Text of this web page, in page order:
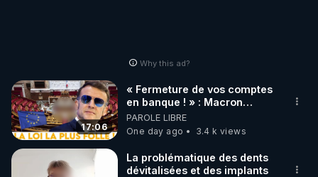
Why this ad?
17:06
« Fermeture de vos comptes
en banque ! » : Macron
impose une loi folle !
PAROLE LIBRE
One day ago
3.4 k views
La problématique des dents
dévitalisées et des implants